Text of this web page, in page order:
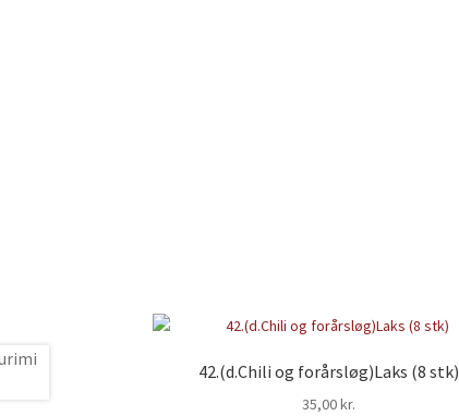
42.(d.Chili og forårsløg)Laks (8 stk)
35,00kr.